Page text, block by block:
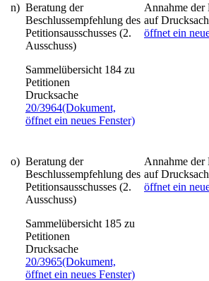
n) Beratung der
Beschlussempfehlung des
Petitionsausschusses (2.
Ausschuss)
Sammelübersicht 184 zu
Petitionen
Drucksache
20/3964(Dokument,
öffnet ein neues Fenster)
Annahme der
auf
öffnet ein
o) Beratung der
Beschlussempfehlung des
Petitionsausschusses (2.
Ausschuss)
Sammelübersicht 185 zu
Petitionen
Drucksache
20/3965(Dokument,
öffnet ein neues Fenster)
Annahme der
auf
öffnet ein